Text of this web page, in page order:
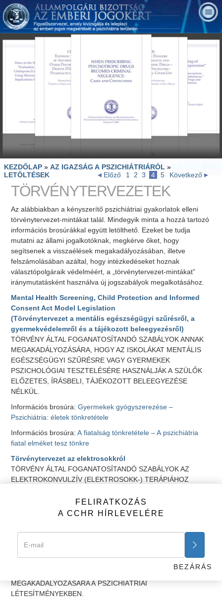
KEZDŐLAP » AZ IGAZSÁG A PSZICHIÁTRIÁRÓL »
LETÖLTÉSEK
Következő
1 2 3 4 5
Előző
TÖRVÉNYTERVEZETEK
Az alábbiakban a kényszerítő pszichiátriai gyakorlatok elleni
törvénytervezet-mintákat talál. Mindegyik minta a hozzá tartozó
információs brosúrákkal együtt letölthető. Ezeket be tudja
mutatni az állami jogalkotóknak, megkérve őket, hogy
segítsenek a visszaélések megakadályozásában, illetve
felszámolásában azáltal, hogy intézkedéseket hoznak
választópolgáraik védelméért, a „törvénytervezet-mintákat”
iránymutatásként használva új jogszabályok megalkotásához.
Mental Health Screening, Child Protection and Informed
Consent Act Model Legislation
(Törvénytervezet a mentális egészségügyi szűrésről, a
gyermekvédelemről és a tájékozott beleegyezésről)
TÖRVÉNY ÁLTAL FOGANATOSÍTANDÓ SZABÁLYOK ANNAK
MEGAKADÁLYOZÁSÁRA, HOGY AZ ISKOLÁKAT MENTÁLIS
EGÉSZSÉGÜGYI SZŰRÉSRE VAGY GYERMEKEK
PSZICHOLÓGIAI TESZTELÉSÉRE HASZNÁLJÁK A SZÜLŐK
ELŐZETES, ÍRÁSBELI, TÁJÉKOZOTT BELEEGYEZÉSE
NÉLKÜL.
Információs brosúra:Gyermekek gyógyszerezése –
Pszichiátria: életek tönkretétele
Információs brosúra:A fiatalság tönkretétele – A pszichiátria
fiatal elméket tesz tönkre
Törvénytervezet az elektrosokkról
TÖRVÉNY ÁLTAL FOGANATOSÍTANDÓ SZABÁLYOK AZ
ELEKTROKONVULZÍV(ELEKTROSOKK-) TERÁPIÁHOZ
Információs brosúra:A könyörtelen valóság: Ártalmas
Deadly Restraint Model Legislation
MEGAKADÁLYOZÁSÁRA A PSZICHIÁTRIAI
LÉTESÍTMÉNYEKBEN.
FELIRATKOZÁS
A CCHR HÍRLEVELÉRE
BEZÁRÁS